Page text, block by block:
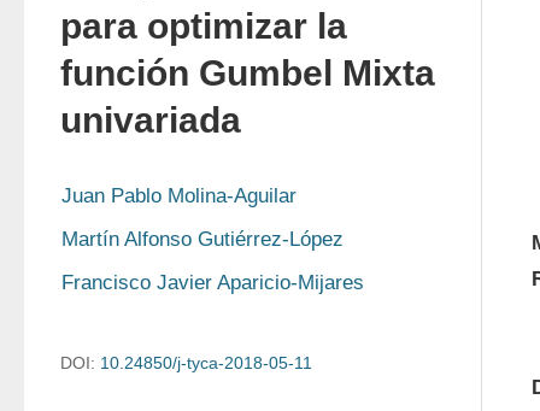
para optimizar la
función Gumbel Mixta
univariada
Juan Pablo Molina-Aguilar
Martín Alfonso Gutiérrez-López
Francisco Javier Aparicio-Mijares
DOI: 10.24850/j-tyca-2018-05-11